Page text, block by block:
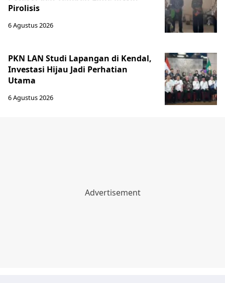
Pirolisis
6 Agustus 2026
PKN LAN Studi Lapangan di Kendal,
Investasi Hijau Jadi Perhatian
Utama
6 Agustus 2026